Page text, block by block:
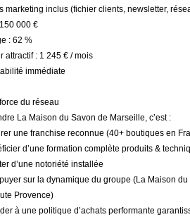
marketing inclus (fichier clients, newsletter,
000 €
: 62 %
attractif : 1 245 € / mois
immédiate
du réseau
La Maison du Savon de Marseille, c’est :
une franchise reconnue (40+ boutiques en
d’une formation complète produits &
d’une notoriété installée
sur la dynamique du groupe (La Maison
Provence)
à une politique d’achats performante